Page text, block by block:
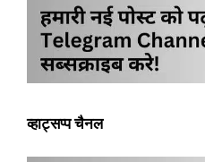
व्हाट्सप्प चैनल